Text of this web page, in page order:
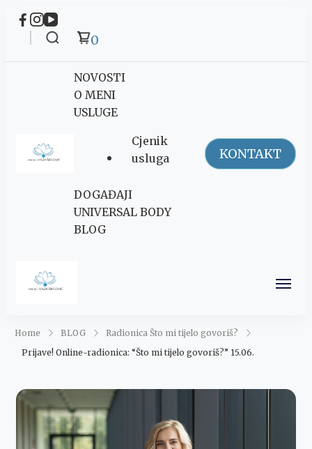
0
Maja Šegović
Ananda
NOVOSTI
O MENI
USLUGE
Cjenik
usluga
DOGAĐAJI
UNIVERSAL BODY
BLOG
KONTAKT
Ananda
Home BLOG
Radionica Što mi tijelo govoriš?
Prijave! Online-radionica: “Što mi tijelo govoriš?” 15.06.